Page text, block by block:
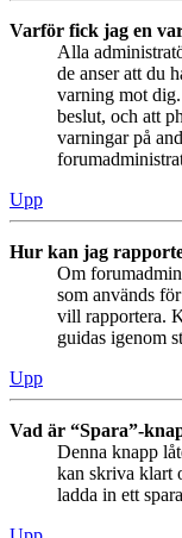
Varför fick jag en
Alla
de anser att du
varning mot
beslut, och att
varningar på
Upp
Hur kan jag
Om
som används
vill rapportera.
guidas igenom
Upp
Vad är “Spara”-
Denna knapp
kan skriva klart
ladda in ett